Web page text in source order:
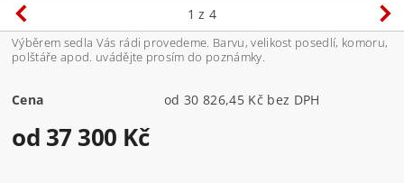
1 z 4
Výběrem sedla Vás rádi provedeme. Barvu, velikost posedlí, komoru,
polštáře apod. uvádějte prosím do poznámky.
Cena od 30 826,45 Kč bez DPH
od 37 300 Kč